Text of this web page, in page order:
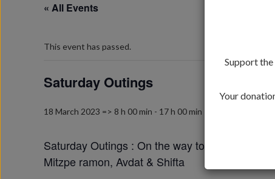
« All Events
This event has passed.
Saturday Outings
18 March 2023 => 8 h 00 min - 17 h 00 min
Saturday Outings : On the way to the Neguev !
Mitzpe ramon, Avdat & Shifta
Support
Your